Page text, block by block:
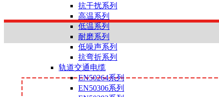
抗干扰系列
高温系列
低温系列
耐磨系列
低噪声系列
抗弯折系列
轨道交通电缆
EN50264系列
EN50306系列